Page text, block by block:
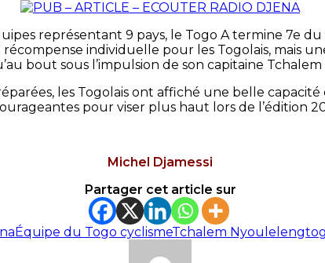
représentant 9 pays, le Togo A termine 7e
individuelle pour les Togolais, mais
bout sous l’impulsion de son capitaine
les Togolais ont affiché une belle capacité
pour viser plus haut lors de l’édition
Michel Djamessi
Partager cet article sur
Équipe du Togo cyclismeTchalem Nyouleleng